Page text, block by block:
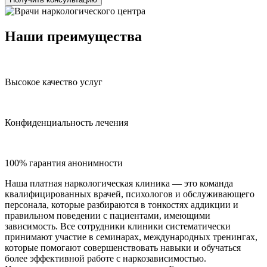
Наши преимущества
Высокое качество услуг
Конфиденциальность лечения
100% гарантия анонимности
Наша платная наркологическая клиника — это команда
квалифицированных врачей, психологов и обслуживающего
персонала, которые разбираются в тонкостях аддикции и
правильном поведении с пациентами, имеющими
зависимость. Все сотрудники клиники систематически
принимают участие в семинарах, международных тренингах,
которые помогают совершенствовать навыки и обучаться
более эффективной работе с наркозависимостью.